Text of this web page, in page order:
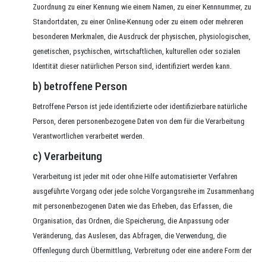
Zuordnung zu einer Kennung wie einem Namen, zu einer Kennnummer, zu
Standortdaten, zu einer Online-Kennung oder zu einem oder mehreren
besonderen Merkmalen, die Ausdruck der physischen, physiologischen,
genetischen, psychischen, wirtschaftlichen, kulturellen oder sozialen
Identität dieser natürlichen Person sind, identifiziert werden kann.
b) betroffene Person
Betroffene Person ist jede identifizierte oder identifizierbare natürliche
Person, deren personenbezogene Daten von dem für die Verarbeitung
Verantwortlichen verarbeitet werden.
c) Verarbeitung
Verarbeitung ist jeder mit oder ohne Hilfe automatisierter Verfahren
ausgeführte Vorgang oder jede solche Vorgangsreihe im Zusammenhang
mit personenbezogenen Daten wie das Erheben, das Erfassen, die
Organisation, das Ordnen, die Speicherung, die Anpassung oder
Veränderung, das Auslesen, das Abfragen, die Verwendung, die
Offenlegung durch Übermittlung, Verbreitung oder eine andere Form der